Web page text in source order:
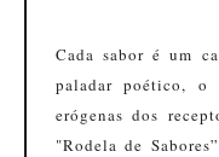
Cada sabor é um
paladar poético, o
erógenas dos
"Rodela de